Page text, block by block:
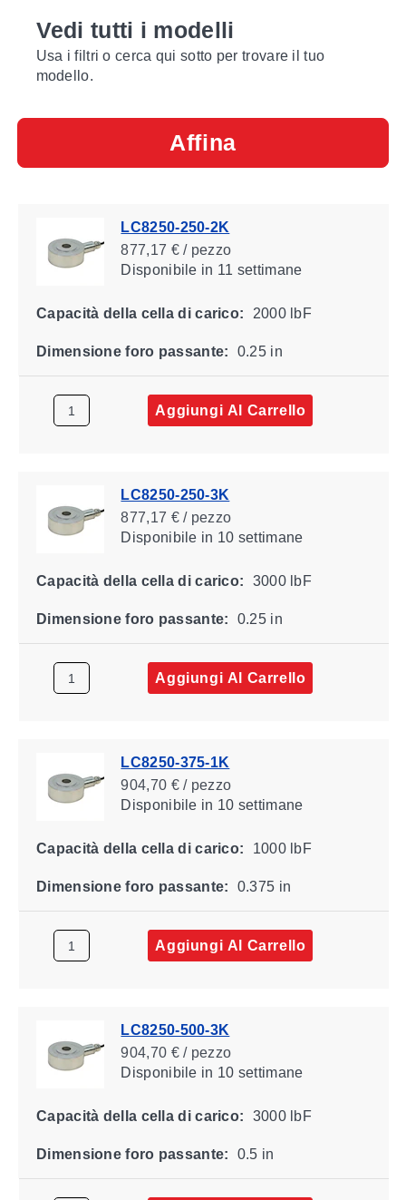
Vedi tutti i modelli
Usa i filtri o cerca qui sotto per trovare il tuo
modello.
Affina
LC8250-250-2K
877,17 € / pezzo
Disponibile in 11 settimane
Capacità della cella di carico: 2000 lbF
Dimensione foro passante: 0.25 in
Aggiungi Al Carrello
LC8250-250-3K
877,17 € / pezzo
Disponibile in 10 settimane
Capacità della cella di carico: 3000 lbF
Dimensione foro passante: 0.25 in
Aggiungi Al Carrello
LC8250-375-1K
904,70 € / pezzo
Disponibile in 10 settimane
Capacità della cella di carico: 1000 lbF
Dimensione foro passante: 0.375 in
Aggiungi Al Carrello
LC8250-500-3K
904,70 € / pezzo
Disponibile in 10 settimane
Capacità della cella di carico: 3000 lbF
Dimensione foro passante: 0.5 in